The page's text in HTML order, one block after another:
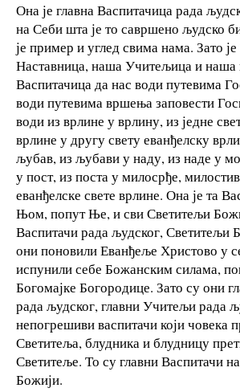
Она је главна Васпитачица рада
на Себи шта је то савршено људско
је пример и углед свима нама. Зато
Наставница, наша Учитељица и наша
Васпитачица да нас води путевима
води путевима вршења заповести
води из врлине у врлину, из једне
врлине у другу свету еванђелску
љубав, из љубави у наду, из наде у
у пост, из поста у милосрђе,
еванђелске свете врлине. Она је та
Њом, попут Ње, и сви Светитељи
Васпитачи рада људског, Светитељи
они поновили Еванђеље Христово у
испунили себе Божанским силама,
Богомајке Богородице. Зато су они
рада људског, главни Учитељи рада
непогрешиви васпитачи који човека
Светитеља, блудника и блудницу
Светитеље. То су главни Васпитачи
Божији.